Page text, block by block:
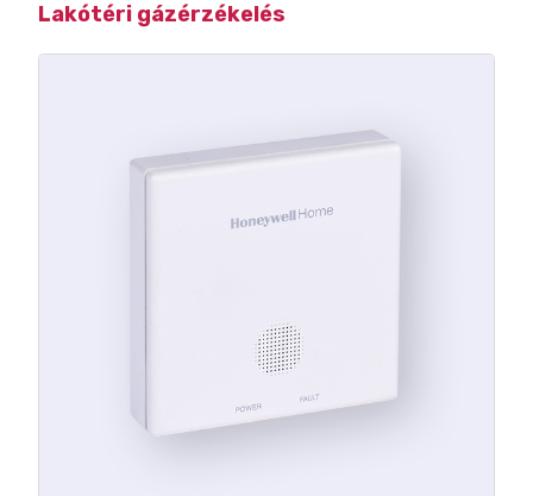
Lakótéri gázérzékelés